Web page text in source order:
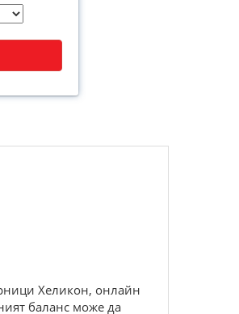
Хеликон, онлайн
баланс може да